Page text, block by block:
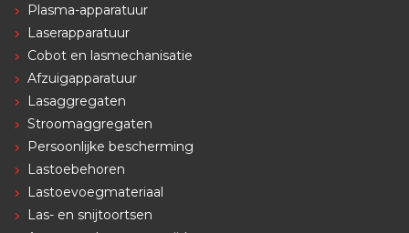
Plasma-apparatuur
Laserapparatuur
Cobot en lasmechanisatie
Afzuigapparatuur
Lasaggregaten
Stroomaggregaten
Persoonlijke bescherming
Lastoebehoren
Lastoevoegmateriaal
Las- en snijtoortsen